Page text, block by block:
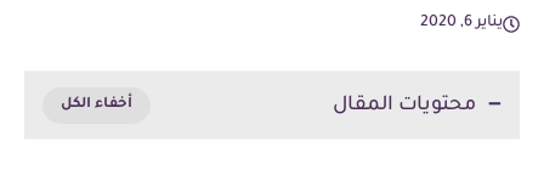
يناير 6, 2020
محتويات المقال